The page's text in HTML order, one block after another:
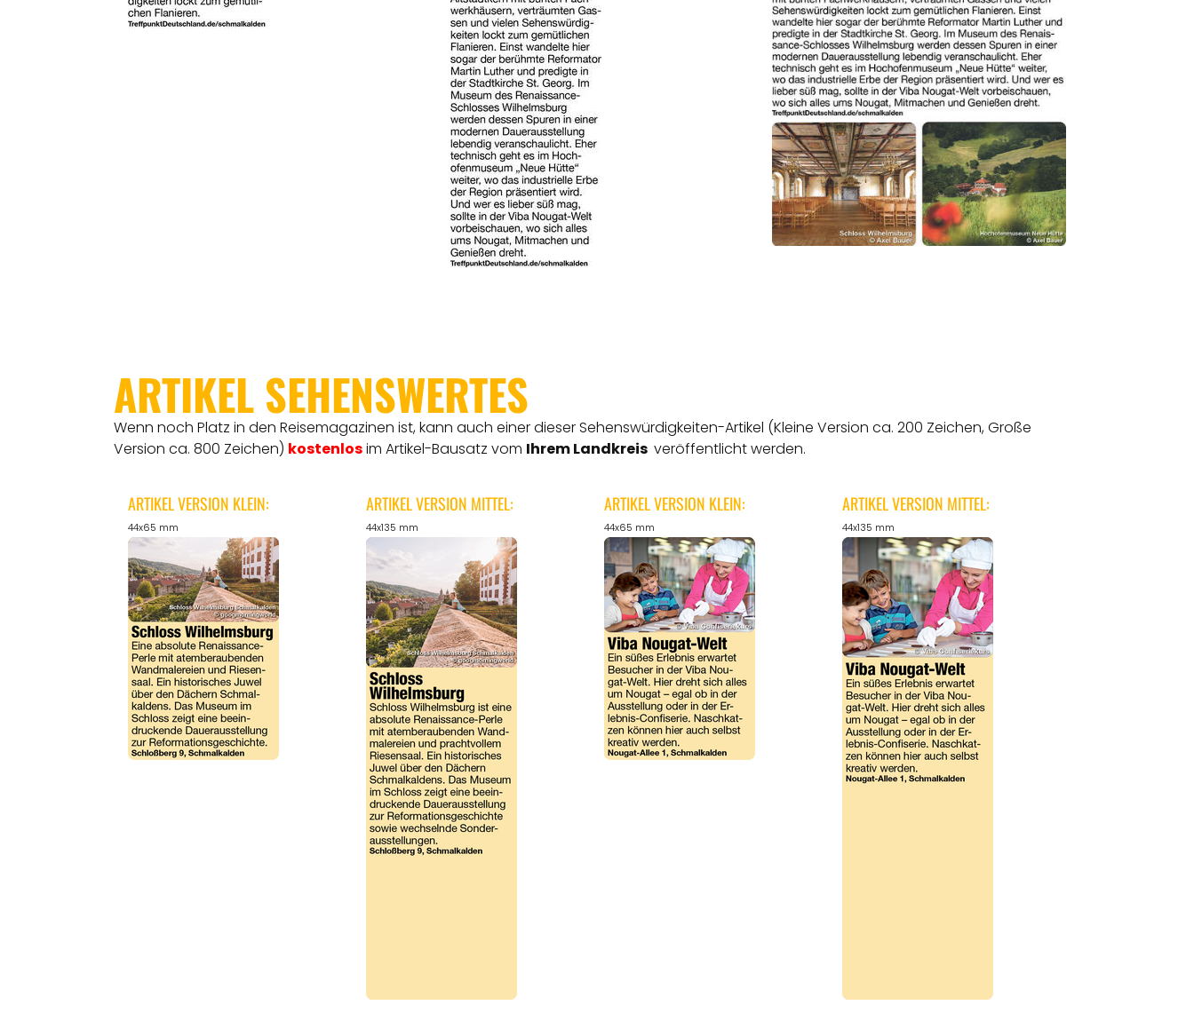
ARTIKEL SEHENSWERTES
Wenn noch Platz in den Reisemagazinen ist, kann auch einer dieser Sehenswürdigkeiten-Artikel (Kleine Version ca. 200 Zeichen, Große
Version ca. 800 Zeichen) kostenlosim Artikel-Bausatz vom Ihrem Landkreis veröffentlicht werden.
ARTIKEL VERSION KLEIN:
44x65 mm
ARTIKEL VERSION MITTEL:
44x135 mm
ARTIKEL VERSION KLEIN:
44x65 mm
ARTIKEL VERSION MITTEL:
44x135 mm